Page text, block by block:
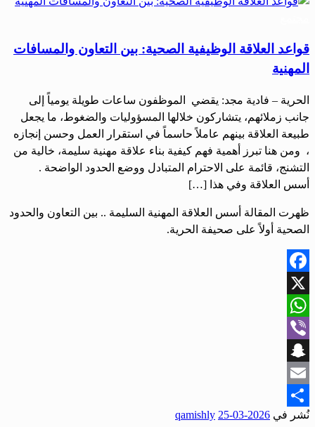
قواعد العلاقة الوظيفية الصحية: بين التعاون والمسافات
المهنية
‏الحرية – فادية مجد: ‏يقضي الموظفون ساعات طويلة يومياً إلى
جانب زملائهم، يتشاركون خلالها المسؤوليات والضغوط، ما يجعل
طبيعة العلاقة بينهم عاملاً حاسماً في استقرار العمل وحسن إنجازه
، ومن هنا تبرز أهمية فهم كيفية بناء علاقة مهنية سليمة، خالية من
التشنج، قائمة على الاحترام المتبادل ووضع الحدود الواضحة . ‏
أسس العلاقة ‏وفي هذا […]
ظهرت المقالة أسس العلاقة المهنية السليمة .. بين التعاون والحدود
الصحية أولاً على صحيفة الحرية.
Facebook
X
WhatsApp
Viber
Snapchat
Email
Share
نُشر في 2026-03-25
qamishly